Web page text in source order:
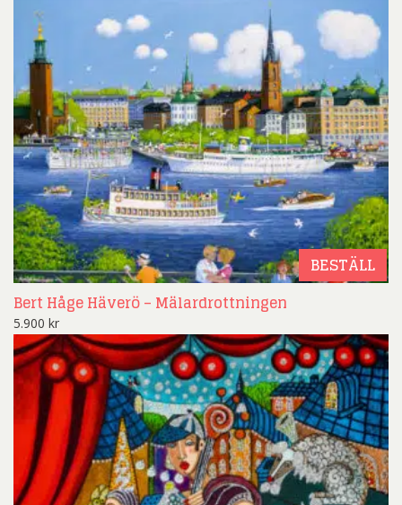
BESTÄLL
Bert Håge Häverö – Mälardrottningen
5.900 kr